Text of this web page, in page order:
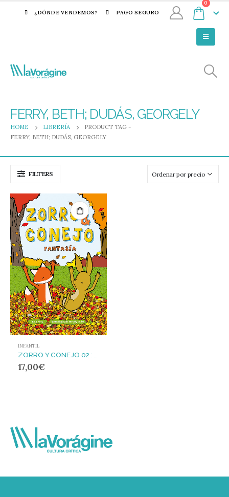
¿DÓNDE VENDEMOS? PAGO SEGURO
0
FERRY, BETH; DUDÁS, GEORGELY
HOME LIBRERÍA
PRODUCT TAG -
FERRY, BETH; DUDÁS, GEORGELY
FILTERS
INFANTIL
17,00€